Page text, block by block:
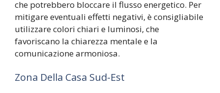
che potrebbero bloccare il flusso energetico. Per
mitigare eventuali effetti negativi, è consigliabile
utilizzare colori chiari e luminosi, che
favoriscano la chiarezza mentale e la
comunicazione armoniosa.
Zona Della Casa Sud-Est